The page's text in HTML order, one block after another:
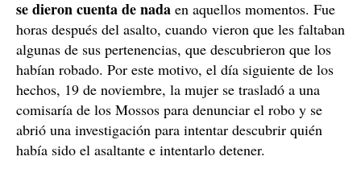
se dieron cuenta de nada en aquellos momentos. Fue
horas después del asalto, cuando vieron que les faltaban
algunas de sus pertenencias, que descubrieron que los
habían robado. Por este motivo, el día siguiente de los
hechos, 19 de noviembre, la mujer se trasladó a una
comisaría de los Mossos para denunciar el robo y se
abrió una investigación para intentar descubrir quién
había sido el asaltante e intentarlo detener.